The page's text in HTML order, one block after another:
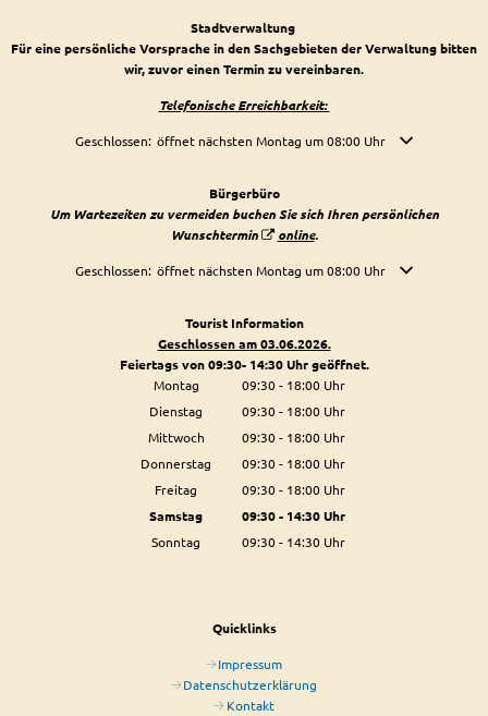
Stadtverwaltung
Für eine persönliche Vorsprache in den Sachgebieten der Verwaltung bitten
wir, zuvor einen Termin zu vereinbaren.
Telefonische Erreichbarkeit:
Klicken, um weitere Öffnungs- oder Schließzeiten auszublenden
Geschlossen: öffnet nächsten Montag um 08:00 Uhr
Bürgerbüro
Um Wartezeiten zu vermeiden buchen Sie sich Ihren persönlichen
Wunschtermin
online.
Klicken, um weitere Öffnungs- oder Schließzeiten auszublenden
Geschlossen: öffnet nächsten Montag um 08:00 Uhr
Tourist Information
Geschlossen am 03.06.2026.
Feiertags von 09:30- 14:30 Uhr geöffnet.
Montag
09:30- 18:00Uhr
Von 09:30 bis 18:00 Uhr
Dienstag 09:30- 18:00Uhr
Von 09:30 bis 18:00 Uhr
Mittwoch 09:30- 18:00Uhr
Von 09:30 bis 18:00 Uhr
Donnerstag 09:30- 18:00Uhr
Von 09:30 bis 18:00 Uhr
Freitag 09:30- 18:00Uhr
Von 09:30 bis 18:00 Uhr
Samstag 09:30- 14:30Uhr
Von 09:30 bis 14:30 Uhr
Sonntag 09:30- 14:30Uhr
Quicklinks
Impressum
Datenschutzerklärung
Kontakt